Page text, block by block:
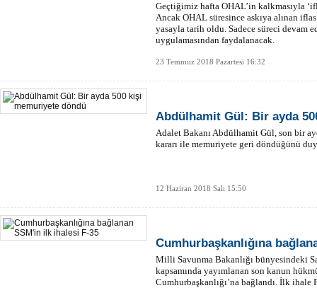
Geçtiğimiz hafta OHAL’in kalkmasıyla
Ancak OHAL süresince askıya alınan
yasayla tarih oldu. Sadece süreci devam
uygulamasından faydalanacak.
23 Temmuz 2018 Pazartesi 16:32
Abdülhamit Gül: Bir ayda
Adalet Bakanı Abdülhamit Gül, son bir
kararı ile memuriyete geri döndüğünü
12 Haziran 2018 Salı 15:50
Cumhurbaşkanlığına
Milli Savunma Bakanlığı bünyesindeki
kapsamında yayımlanan son kanun
Cumhurbaşkanlığı’na bağlandı. İlk ihale